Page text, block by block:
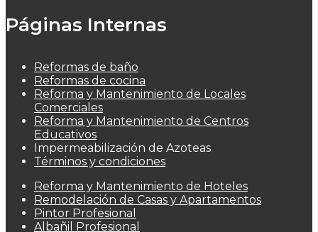
Páginas Internas
Reformas de baño
Reformas de cocina
Reforma y Mantenimiento de Locales
Comerciales
Reforma y Mantenimiento de Centros
Educativos
Impermeabilización de Azoteas
Términos y condiciones
Reforma y Mantenimiento de Hoteles
Remodelación de Casas y Apartamentos
Pintor Profesional
Albañil Profesional